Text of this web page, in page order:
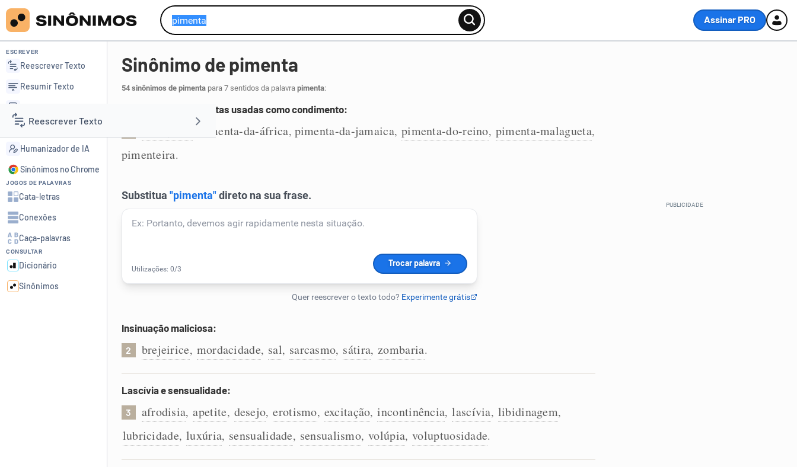
Assinar PRO
Reescrever Texto
Resumir Texto
Corrigir Texto
Detector de IA
Humanizador de IA
ESCREVER
Reescrever Texto
Resumir Texto
Detector de IA
Humanizador de IA
Sinônimos no Chrome
JOGOS DE PALAVRAS
Cata-letras
Conexões
Caça-palavras
CONSULTAR
Dicionário
Sinônimos
Sinônimo de pimenta
54 sinônimos de pimentapara 7 sentidos da palavra pimenta:
Nome comum de plantas usadas como condimento:
pimenta-da-áfrica, pimenta-da-jamaica, pimenta-do-reino, pimenta-malagueta,
pimenteira.
Insinuação maliciosa:
2 brejeirice, mordacidade, sal, sarcasmo, sátira, zombaria.
Lascívia e sensualidade:
3 afrodisia, apetite, desejo, erotismo, excitação, incontinência, lascívia, libidinagem,
lubricidade, luxúria, sensualidade, sensualismo, volúpia, voluptuosidade.